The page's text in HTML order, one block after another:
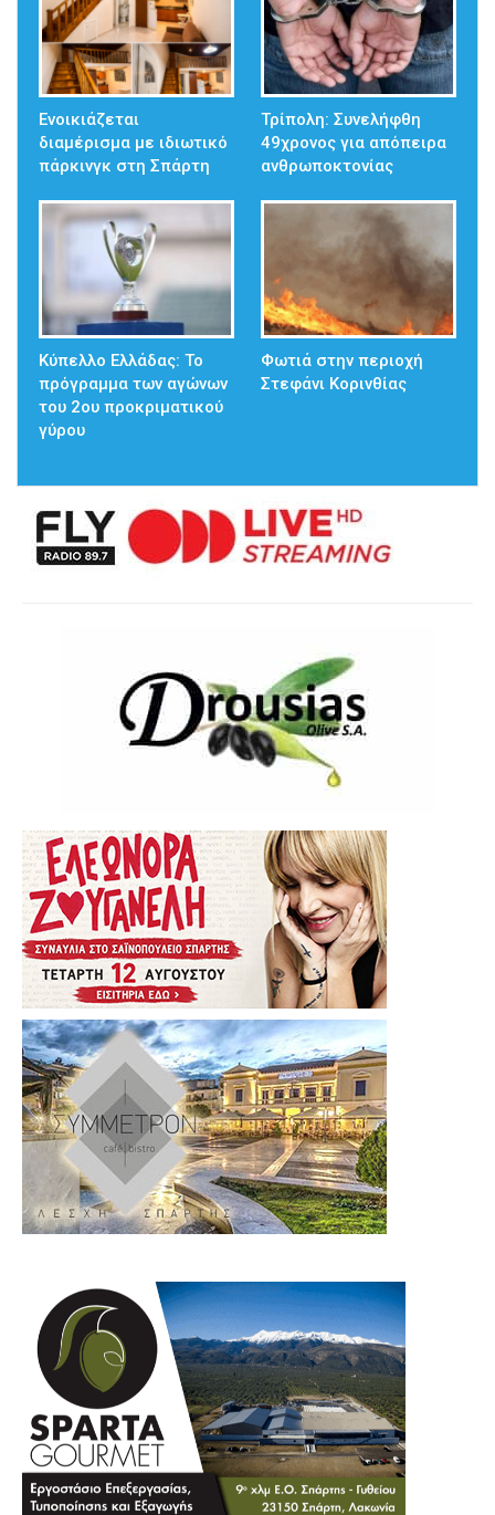
Ενοικιάζεται
διαμέρισμα με ιδιωτικό
πάρκινγκ στη Σπάρτη
Τρίπολη: Συνελήφθη
49χρονος για απόπειρα
ανθρωποκτονίας
Κύπελλο Ελλάδας: Το
πρόγραμμα των αγώνων
του 2ου προκριματικού
γύρου
Φωτιά στην περιοχή
Στεφάνι Κορινθίας